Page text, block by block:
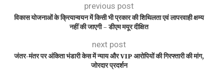
previous post
विकास योजनाओं के क्रियान्वयन में किसी भी प्रकार की शिथिलता एवं लापरवाही क्षम्य
नहीं की जाएगी – डीएम मयूर दीक्षित
next post
जंतर-मंतर पर अंकिता भंडारी केस में न्याय और VIP आरोपियों की गिरफ्तारी की मांग,
जोरदार प्रदर्शन